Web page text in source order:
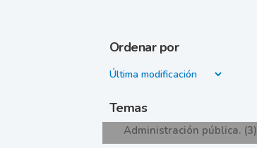
Ordenar por
Temas
Administración pública. (3)